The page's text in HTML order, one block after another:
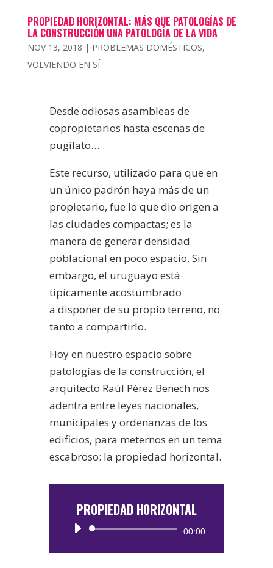
PROPIEDAD HORIZONTAL: MÁS QUE PATOLOGÍAS DE
LA CONSTRUCCIÓN UNA PATOLOGÍA DE LA VIDA
NOV 13, 2018 | PROBLEMAS DOMÉSTICOS,
VOLVIENDO EN SÍ
Desde odiosas asambleas de
copropietarios hasta escenas de
pugilato…
Este recurso, utilizado para que en
un único padrón haya más de un
propietario, fue lo que dio origen a
las ciudades compactas; es la
manera de generar densidad
poblacional en poco espacio. Sin
embargo, el uruguayo está
típicamente acostumbrado
a disponer de su propio terreno, no
tanto a compartirlo.
Hoy en nuestro espacio sobre
patologías de la construcción, el
arquitecto Raúl Pérez Benech nos
adentra entre leyes nacionales,
municipales y ordenanzas de los
edificios, para meternos en un tema
escabroso: la propiedad horizontal.
PROPIEDAD HORIZONTAL
Reproductor
00:00